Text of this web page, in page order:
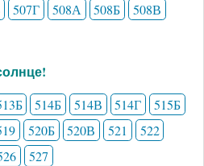
507Г 508А 508Б
508В
514Б 514В 514Г
515Б
520Б 520В 521
522
527